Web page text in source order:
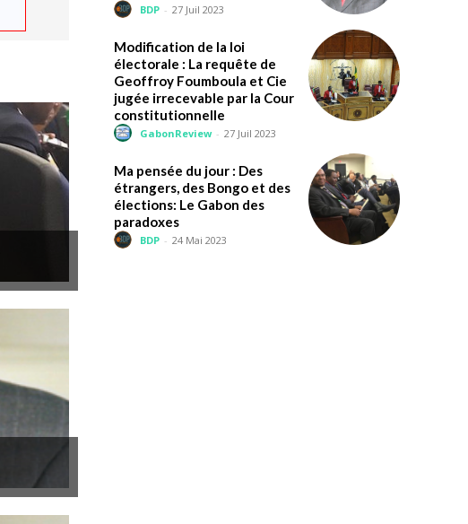
BDP - 27 Juil 2023
Modification de la loi
électorale : La requête de
Geoffroy Foumboula et Cie
jugée irrecevable par la Cour
constitutionnelle
GabonReview - 27 Juil 2023
Ma pensée du jour : Des
étrangers, des Bongo et des
élections: Le Gabon des
paradoxes
BDP - 24 Mai 2023